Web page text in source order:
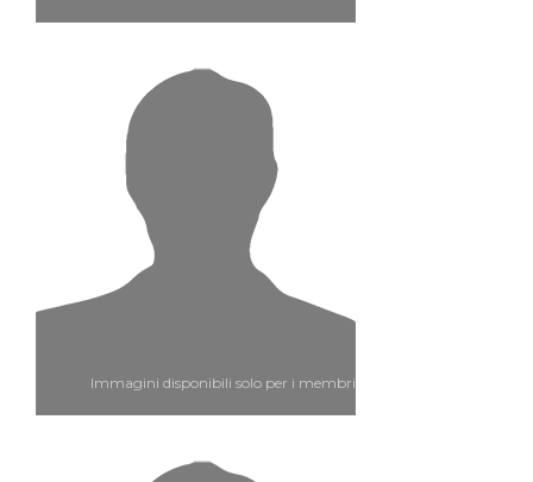
Immagini disponibili solo per i membri